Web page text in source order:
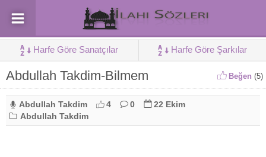
Harfe Göre Sanatçılar Harfe Göre Şarkılar
Abdullah Takdim-Bilmem Beğen (5)
Abdullah Takdim 4 0
22 Ekim
Abdullah Takdim